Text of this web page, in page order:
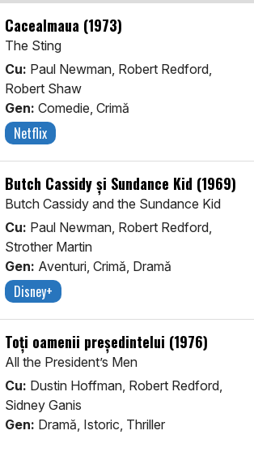
Cacealmaua (1973)
The Sting
Cu: Paul Newman, Robert Redford,
Robert Shaw
Gen: Comedie, Crimă
Netflix
Butch Cassidy și Sundance Kid (1969)
Butch Cassidy and the Sundance Kid
Cu: Paul Newman, Robert Redford,
Strother Martin
Gen: Aventuri, Crimă, Dramă
Disney+
Toți oamenii președintelui (1976)
All the President’s Men
Cu: Dustin Hoffman, Robert Redford,
Sidney Ganis
Gen: Dramă, Istoric, Thriller